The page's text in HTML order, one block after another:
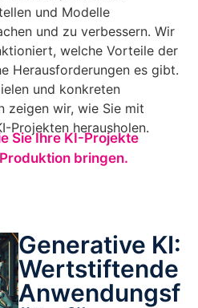
und Modelle
und zu verbessern. Wir
welche Vorteile der
Herausforderungen es gibt.
und konkreten
zeigen wir, wie Sie mit
Projekten herausholen.
Sie Ihre KI-Projekte
bringen.
Generative KI:
Wertstiftende
Anwendungsf